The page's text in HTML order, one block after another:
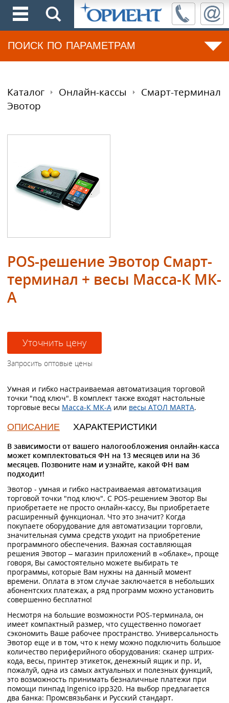
ПОИСК ПО ПАРАМЕТРАМ
Каталог Онлайн-кассы
Смарт-терминал
Эвотор
POS-решение Эвотор Смарт-
терминал + весы Масса-К МК-
А
Умная и гибко настраиваемая автоматизация торговой
точки "под ключ". В комплект также входят настольные
торговые весы Масса-К МК-А или весы АТОЛ MARTA.
ОПИСАНИЕ ХАРАКТЕРИСТИКИ
В зависимости от вашего налогообложения онлайн-касса
может комплектоваться ФН на 13 месяцев или на 36
месяцев. Позвоните нам и узнайте, какой ФН вам
подходит!
Эвотор - умная и гибко настраиваемая автоматизация
торговой точки "под ключ". С POS-решением Эвотор Вы
приобретаете не просто онлайн-кассу, Вы приобретаете
расширенный функционал. Что это значит? Когда
покупаете оборудование для автоматизации торговли,
значительная сумма средств уходит на приобретение
программного обеспечения. Важная составляющая
решения Эвотор – магазин приложений в «облаке», проще
говоря, Вы самостоятельно можете выбирать те
программы, которые Вам нужны на данный момент
времени. Оплата в этом случае заключается в небольших
абонентских платежах, а ряд программ можно установить
совершенно бесплатно!
Несмотря на большие возможности POS-терминала, он
имеет компактный размер, что существенно помогает
сэкономить Ваше рабочее пространство. Универсальность
Эвотор еще и в том, что к нему можно подключить большое
количество периферийного оборудования: сканер штрих-
кода, весы, принтер этикеток, денежный ящик и пр. И,
пожалуй, одна из самых актуальных и полезных функций,
это возможность принимать безналичные платежи при
помощи пинпад Ingenico ipp320. На выбор предлагается
два банка: Промсвязьбанк и Русский стандарт.